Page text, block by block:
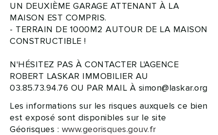
UN DEUXIÈME GARAGE ATTENANT À LA
MAISON EST COMPRIS.
- TERRAIN DE 1000M2 AUTOUR DE LA MAISON
CONSTRUCTIBLE !
N'HÉSITEZ PAS À CONTACTER L'AGENCE
ROBERT LASKAR IMMOBILIER AU
03.85.73.94.76 OU PAR MAIL À simon@laskar.org
Les informations sur les risques auxquels ce bien
est exposé sont disponibles sur le site
Géorisques : www.georisques.gouv.fr